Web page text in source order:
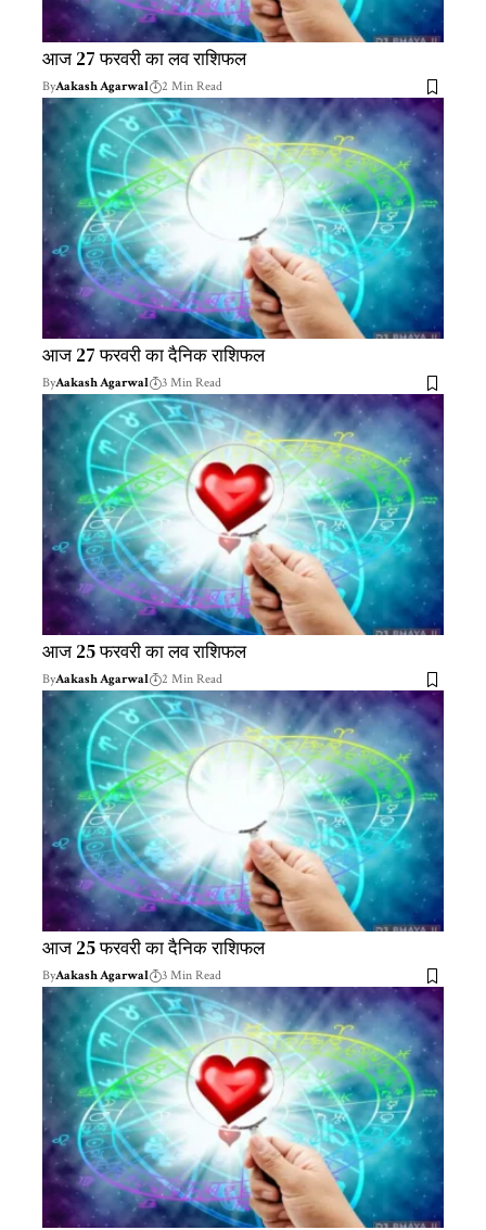
आज 27 फरवरी का लव राशिफल
ByAakash Agarwal 2 Min Read
आज 27 फरवरी का दैनिक राशिफल
ByAakash Agarwal 3 Min Read
आज 25 फरवरी का लव राशिफल
ByAakash Agarwal 2 Min Read
आज 25 फरवरी का दैनिक राशिफल
ByAakash Agarwal 3 Min Read